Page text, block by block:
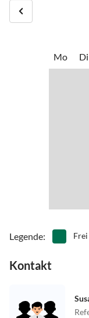
Mo
Di
Legende: Frei
Kontakt